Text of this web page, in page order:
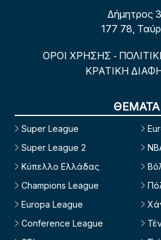
Δήμητρος
177 78,
ΟΡΟΙ ΧΡΗΣΗΣ -
ΚΡΑΤΙΚΗ
ΘΕΜΑΤΑ
Super League
Super League 2
Κύπελλο Ελλάδας
Champions League
Europa League
Conference League